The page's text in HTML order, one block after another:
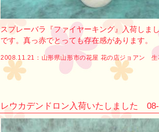
スプレーバラ『ファイヤーキング』入荷しま
です。真っ赤でとっても存在感があります。
2008.11.21： 山形県山形市の花屋 花の店ジョアン
レウカデンドロン入荷いたしました